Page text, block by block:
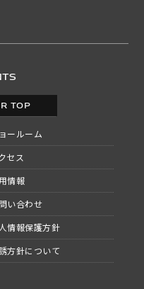
TOP
ールーム
セス
情報
い合わせ
情報保護方針
方針について